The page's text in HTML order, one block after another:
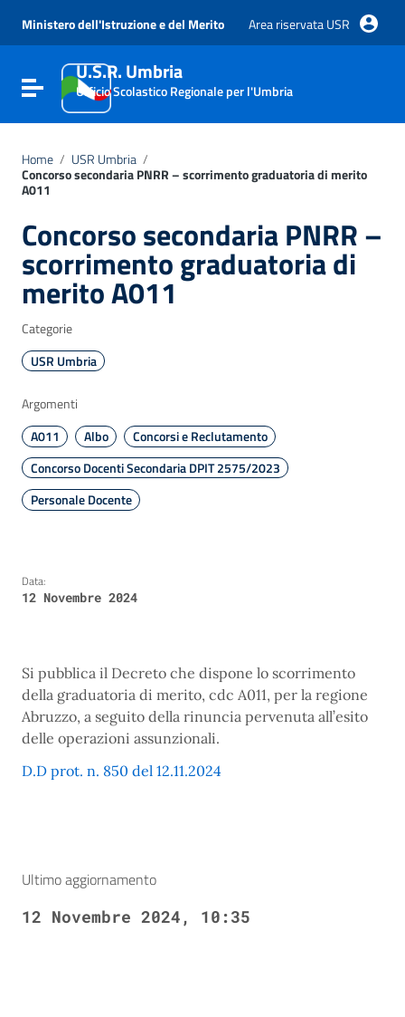
Vai al menu di navigazione
Vai al footer
Ministero dell'Istruzione e del Merito Area riservata USR
Attiva / disattiva la navigazione
U.S.R. Umbria
Ufficio Scolastico Regionale per l'Umbria
Home / USR Umbria /
Concorso secondaria PNRR – scorrimento graduatoria di merito
A011
Concorso secondaria PNRR –
scorrimento graduatoria di
merito A011
Categorie
USR Umbria
Argomenti
A011
Albo
Concorsi e Reclutamento
Concorso Docenti Secondaria DPIT 2575/2023
Personale Docente
Data:
12 Novembre 2024
Si pubblica il Decreto che dispone lo scorrimento
della graduatoria di merito, cdc A011, per la regione
Abruzzo, a seguito della rinuncia pervenuta all’esito
delle operazioni assunzionali.
D.D prot. n. 850 del 12.11.2024
Ultimo aggiornamento
12 Novembre 2024, 10:35